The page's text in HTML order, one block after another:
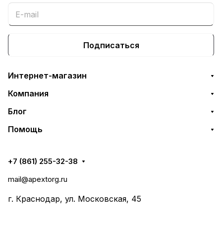
Подписаться
Интернет-магазин
Компания
Блог
Помощь
+7 (861) 255-32-38
mail@apextorg.ru
г. Краснодар, ул. Московская, 45